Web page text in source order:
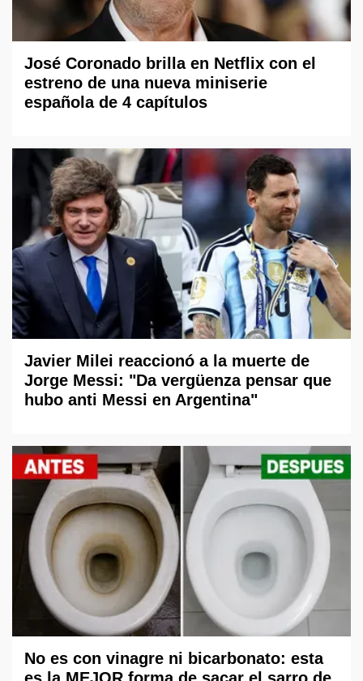
José Coronado brilla en Netflix con el
estreno de una nueva miniserie
española de 4 capítulos
Javier Milei reaccionó a la muerte de
Jorge Messi: "Da vergüenza pensar que
hubo anti Messi en Argentina"
No es con vinagre ni bicarbonato: esta